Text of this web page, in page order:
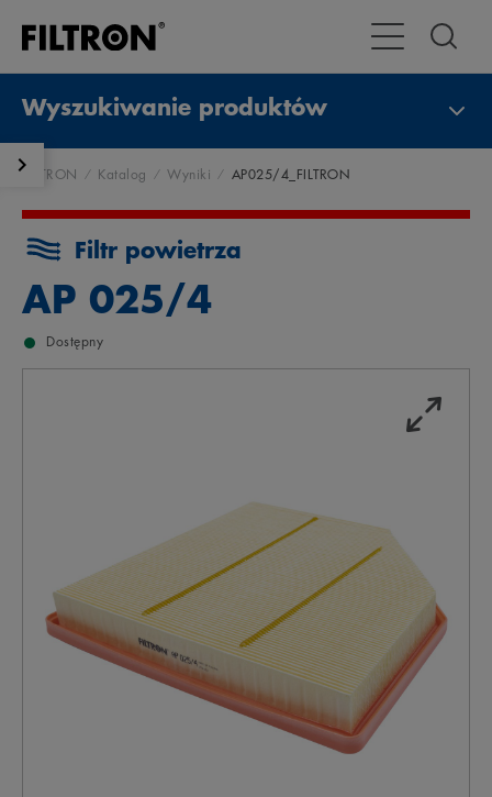
Przełącz
Wyszukiwanie produktów
FILTRON Katalog Wyniki AP025/4_FILTRON
Filtr powietrza
AP 025/4
Dostępny